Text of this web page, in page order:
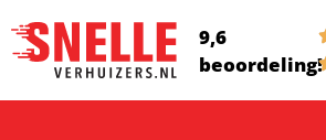
9,6
beoordeling!